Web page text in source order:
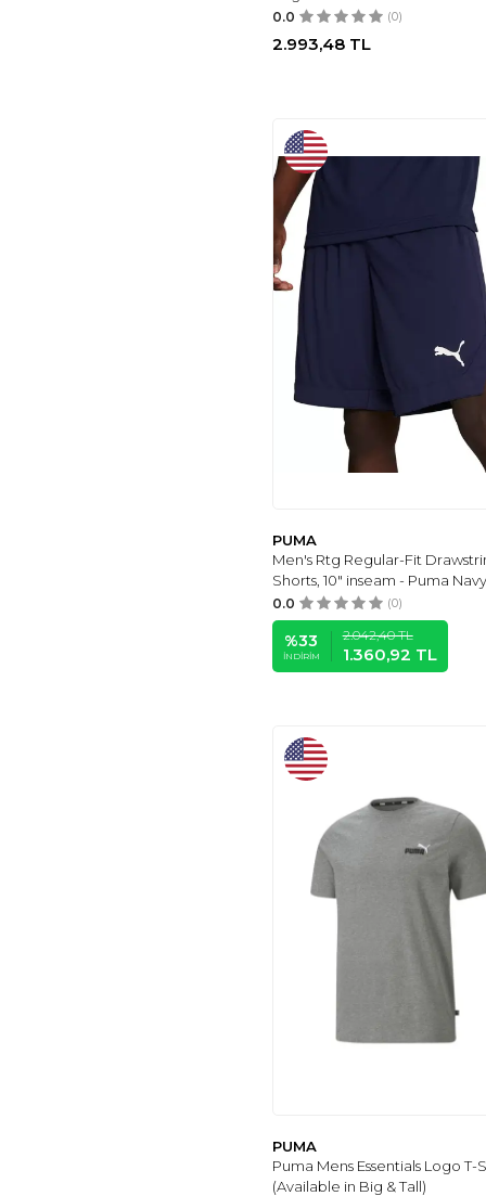
0.0 (0)
2.993,48TL
PUMA
Men's Rtg Regular-Fit
Shorts, 10" inseam - Puma Navy
0.0 (0)
%33
İNDIRIM
2.042,40TL
1.360,92 TL
PUMA
Puma Mens Essentials Logo T-
(Available in Big & Tall)